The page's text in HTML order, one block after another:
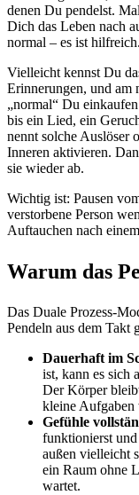
denen Du pendelst.
Dich das Leben nach
normal – es ist hilfreich.
Vielleicht kennst Du
Erinnerungen, und am
„normal“ Du
bis ein Lied, ein
nennt solche Auslöser
Inneren aktivieren.
sie wieder ab.
Wichtig ist: Pausen
verstorbene Person
Auftauchen nach
Warum das
Das Duale Prozess-
Pendeln aus dem Takt
Dauerhaft im
ist, kann es sich
Der Körper
kleine Aufgaben
Gefühle
funktionierst
außen vielleicht
ein Raum ohne
wartet.